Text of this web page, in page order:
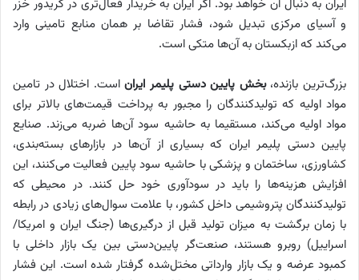
ایران به دنبال آن خواهد بود. اگر ایران به خریدار فعال‌تری در کریدور خزر
و آسیای مرکزی تبدیل شود، فشار تقاضا بر همان منابع تامینی وارد
می‌کند که ازبکستان به آن‌ها متکی است.
بزرگ‌ترین بازنده،بخش پایین ‌دستی پلیمر ایراناست. اختلال در تامین
مواد اولیه که تولیدکنندگان را مجبور به پرداخت قیمت‌های بالاتر برای
مواد اولیه می‌کند، مستقیما به حاشیه سود آن‌ها ضربه می‌زند. صنایع
پایین دستی پلیمر ایران که بسیاری از آن‌ها در بازارهای بسته‌بندی،
کشاورزی، ساختمان و پزشکی با حاشیه سود پایین فعالیت می‌کنند، این
افزایش هزینه‌ها را باید در سودآوری خود حل کنند. در محیطی که
تولیدکنندگان پتروشیمی داخل کشور، با علامت سوال‌های زیادی در رابطه
با زمان برگشت به میزان تولید قبل از درگیری‌ها (جنگ ایران و امریکا/
اسراییل) روبرو هستند، صنعت‌گر پایین‌دستی بین یک بازار داخلی با
کمبود عرضه و یک بازار وارداتی مختل‌شده گرفتار شده است. این فشار